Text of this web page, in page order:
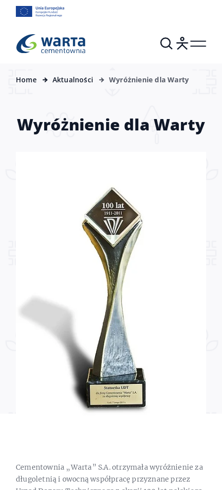
Home Aktualności Wyróżnienie dla Warty
Wyróżnienie dla Warty
Cementownia „Warta” S.A. otrzymała wyróżnienie za
długoletnią i owocną współpracę przyznane przez